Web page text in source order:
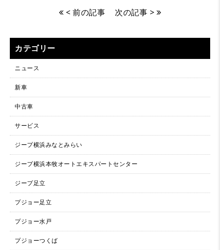
< 前の記事 次の記事 >
カテゴリー
ニュース
新車
中古車
サービス
ジープ横浜みなとみらい
ジープ横浜本牧オートエキスパートセンター
ジープ足立
プジョー足立
プジョー水戸
プジョーつくば